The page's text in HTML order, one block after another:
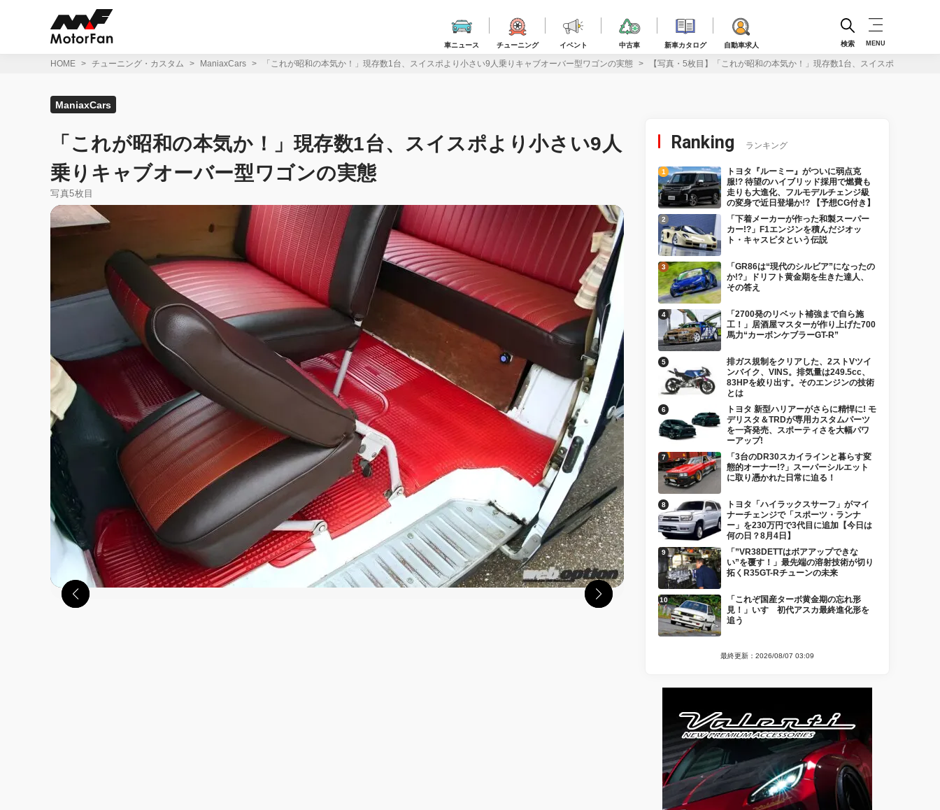
車ニュース チューニング イベント 中古車 新車カタログ 自動車求人 検索 MENU
HOME チューニング・カスタム ManiaxCars 「これが昭和の本気か！」現存数1台、スイスポより小さい9人乗りキャブオーバー型ワゴンの実態 【写真・5枚目】「これが昭和の本気か！」現存数1台、スイスポより小さ
ManiaxCars
「これが昭和の本気か！」現存数1台、スイスポより小さい9人
乗りキャブオーバー型ワゴンの実態
写真5枚目
Ranking ランキング
トヨタ『ルーミー』がついに弱点克
服!? 待望のハイブリッド採用で燃費も
走りも大進化、フルモデルチェンジ級
の変身で近日登場か!? 【予想CG付き】
「下着メーカーが作った和製スーパー
カー!?」F1エンジンを積んだジオッ
ト・キャスピタという伝説
「GR86は“現代のシルビア”になったの
か!?」ドリフト黄金期を生きた達人、
その答え
「2700発のリベット補強まで自ら施
工！」居酒屋マスターが作り上げた700
馬力“カーボンケブラーGT-R”
排ガス規制をクリアした、2ストVツイ
ンバイク、VINS。排気量は249.5cc、
83HPを絞り出す。そのエンジンの技術
とは
トヨタ 新型ハリアーがさらに精悍に! モ
デリスタ＆TRDが専用カスタムパーツ
を一斉発売、スポーティさを大幅パワ
ーアップ!
「3台のDR30スカイラインと暮らす変
態的オーナー!?」スーパーシルエット
に取り憑かれた日常に迫る！
トヨタ「ハイラックスサーフ」がマイ
ナーチェンジで「スポーツ・ランナ
ー」を230万円で3代目に追加【今日は
何の日？8月4日】
「”VR38DETTはボアアップできな
い”を覆す！」最先端の溶射技術が切り
拓くR35GT-Rチューンの未来
「これぞ国産ターボ黄金期の忘れ形
見！」いすゞ初代アスカ最終進化形を
追う
最終更新：2026/08/07 03:09